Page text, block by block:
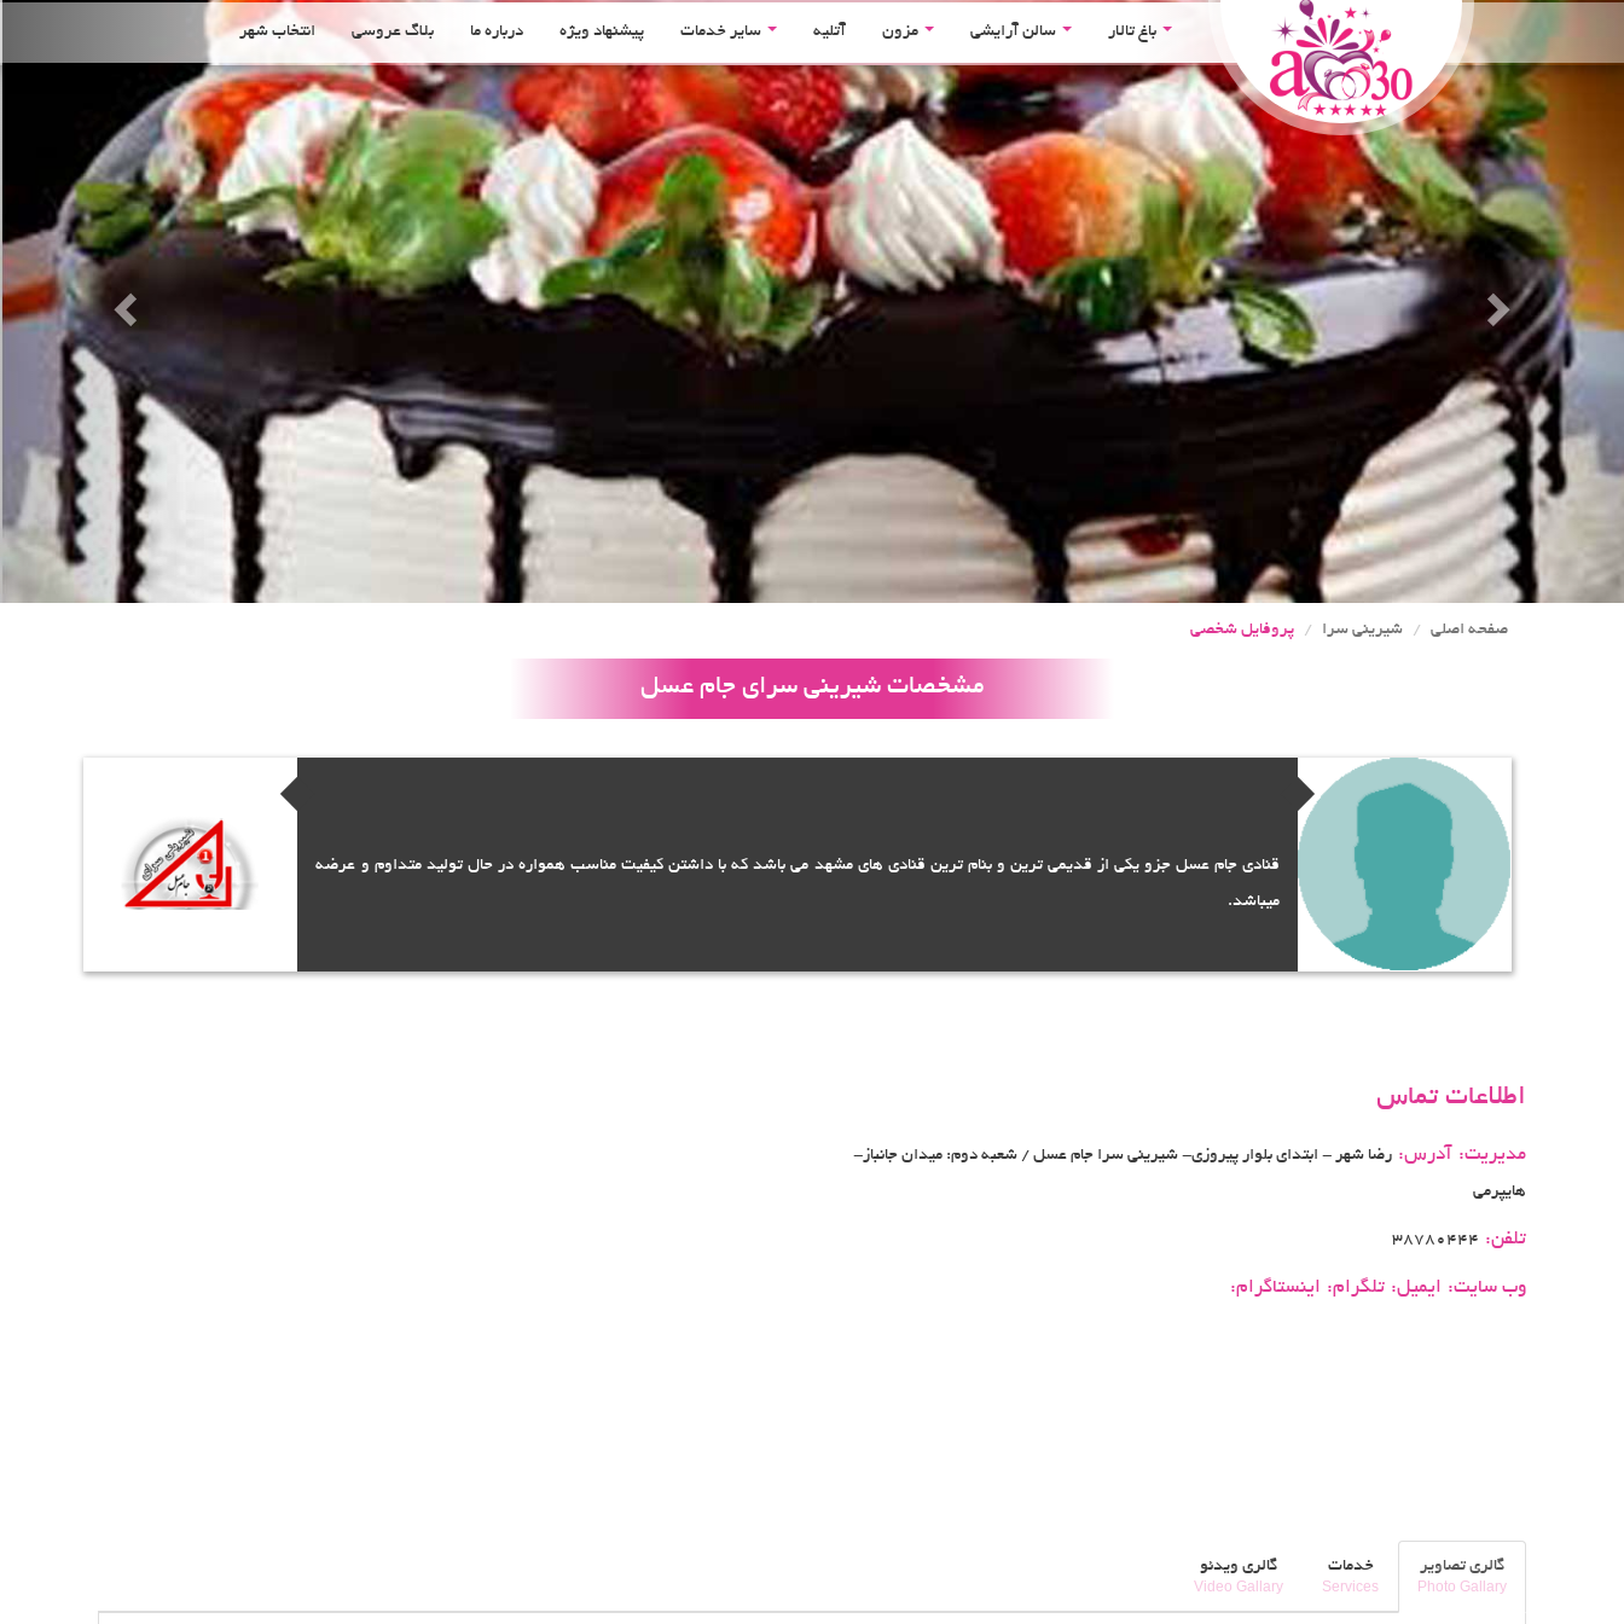
باغ تالار سالن آرایشی مزون آتلیه سایر خدمات پیشنهاد ویژه درباره ما بلاگ عروسی انتخاب شهر
Previous Next
صفحه اصلی شیرینی سرا پروفایل شخصی
مشخصات شیرینی سرای جام عسل
قنادی جام عسل جزو یکی از قدیمی ترین و بنام ترین قنادی های مشهد می باشد که با داشتن کیفیت مناسب همواره در حال تولید متداوم و عرضه
میباشد.
اطلاعات تماس
مدیریت: آدرس: رضا شهر - ابتدای بلوار پیروزی- شیرینی سرا جام عسل / شعبه دوم: میدان جانباز-
هایپرمی
تلفن: 38780444
وب سایت: ایمیل: تلگرام: اینستاگرام:
گالری تصاویر
Photo Gallary
خدمات
Services
گالری ویدئو
Video Gallary